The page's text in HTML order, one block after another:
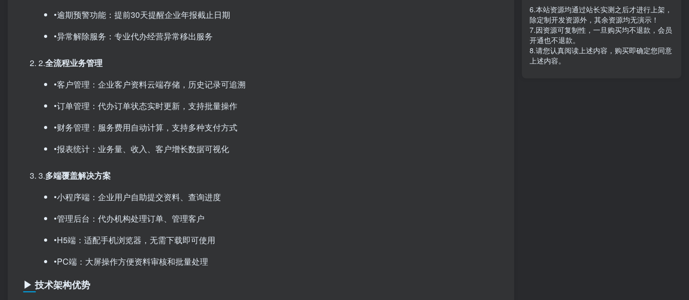
•逾期预警功能：提前30天提醒企业年报截止日期
•异常解除服务：专业代办经营异常移出服务
2.​全流程业务管理
•客户管理：企业客户资料云端存储，历史记录可追溯
•订单管理：代办订单状态实时更新，支持批量操作
•财务管理：服务费用自动计算，支持多种支付方式
•报表统计：业务量、收入、客户增长数据可视化
3.​多端覆盖解决方案
•小程序端：企业用户自助提交资料、查询进度
•管理后台：代办机构处理订单、管理客户
•H5端：适配手机浏览器，无需下载即可使用
•PC端：大屏操作方便资料审核和批量处理
▶ 技术架构优势
6.本站资源均通过站长实测之后才进行上架，
除定制开发资源外，其余资源均无演示！
7.因资源可复制性，一旦购买均不退款，会员
开通也不退款。
8.请您认真阅读上述内容，购买即确定您同意
上述内容。